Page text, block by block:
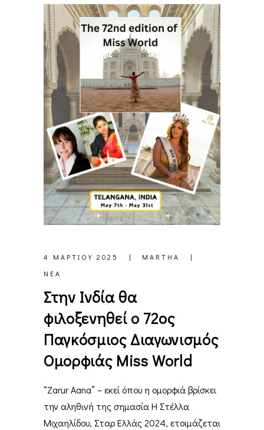
4 ΜΑΡΤΊΟΥ 2025
MARTHA
ΝΈΑ
Στην Ινδία θα
φιλοξενηθεί ο 72ος
Παγκόσμιος Διαγωνισμός
Ομορφιάς Miss World
“Zarur Aana” – εκεί όπου η ομορφιά βρίσκει
την αληθινή της σημασία Η Στέλλα
Μιχαηλίδου, Σταρ Ελλάς 2024, ετοιμάζεται